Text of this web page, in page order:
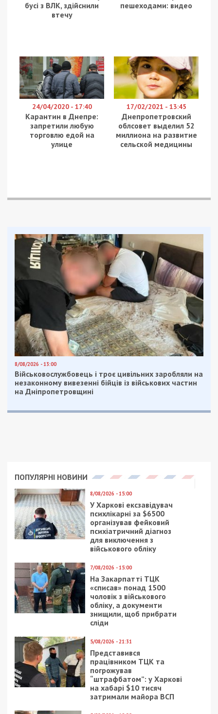
Служба безпеки та Національна поліція
ліквідували у Запоріжжі масштабну схему
університету» Віктора Огаренка, який за хабарі
оформлював ухилянтів до аспірантури вишу. Про
це повідомляє49000.
Крім нього викрито 8 його підлеглих, в тому
числі – заступники, вони ж — родичі по
сумісництву:
Ольга Мащенко – дочка ректора,
проректор з науково-педагогічної та
та права,
Як встановило розслідування, ректорат
зараховував чоловіків призовного віку на денну
форму навчання без будь-яких вступних іспитів
та подальшого відвідування занять. Цією
«схемою» скористались 2966
військовозобов’язаних, які використовували
фейкове навчання, щоб отримати відстрочку від
призову.
вони«заробили» понад 17 млн гривень. Вартість
«послуги» — до 5 тисяч доларів. Після надання
документів «аспіранти» додатково сплачували
на реквізити вишу встановлену суму за два
семестри у розмірі майже 20 тис. гривень.
Потім, за матеріалами справи, організатори
оборудки знімали кошти з рахунку університету
та розподіляли між собою.
На підставі зібраних доказів ректору вишу та
вісьмом його підлеглим повідомлено про підозру
за чотирма статтями Кримінального кодексу
України:
організації, керівництво такою
організацією та участь у злочинній
організації);
ч. 4 ст. 368-3 (підкуп службової особи
юридичної особи приватного права
незалежно від організаційно-правової